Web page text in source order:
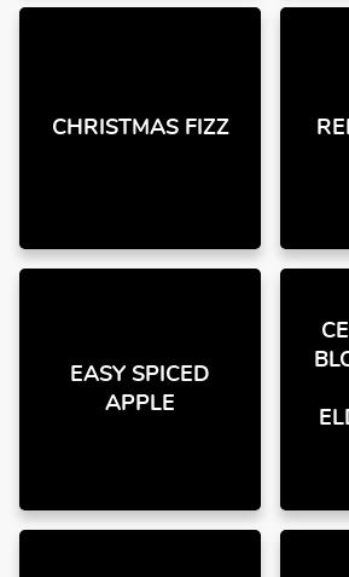
CHRISTMAS FIZZ
EASY SPICED
APPLE